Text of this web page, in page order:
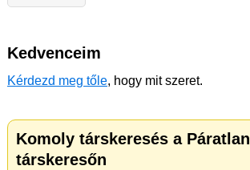
Kedvenceim
Kérdezd meg tőle, hogy mit szeret.
Komoly társkeresés a Páratlan
társkeresőn